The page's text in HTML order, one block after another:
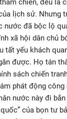
chiến, đều là
lịch sử. Nhưng
nước đã bộc lộ
xã hội dân chủ
tất yếu khách
được. Họ tán
sách chiến
phát động
nước này đi
của bọn tư